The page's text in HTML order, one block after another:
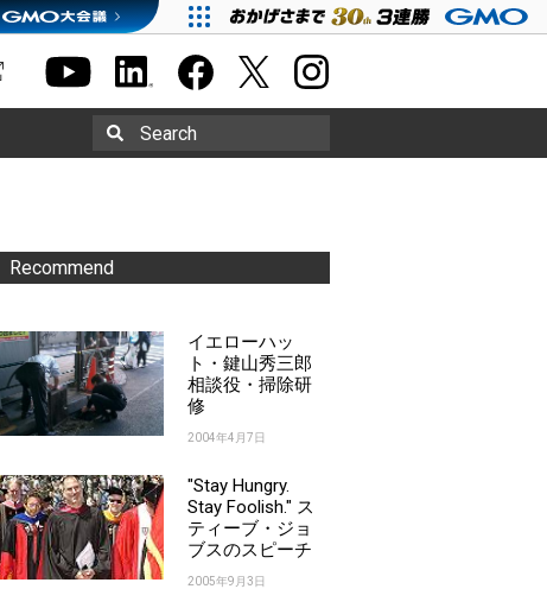
Search
Recommend
イエローハッ
ト・鍵山秀三郎
相談役・掃除研
修
2004年4月7日
"Stay Hungry.
Stay Foolish." ス
ティーブ・ジョ
ブスのスピーチ
2005年9月3日